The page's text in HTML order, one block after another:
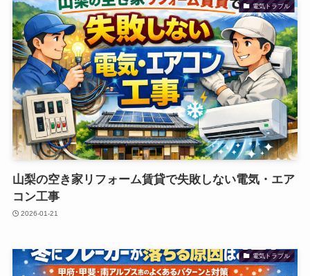
電気トラブル
山梨の空き家リフォーム賃貸で失敗しない電気・エア
コン工事
2026-01-21
電気トラブル